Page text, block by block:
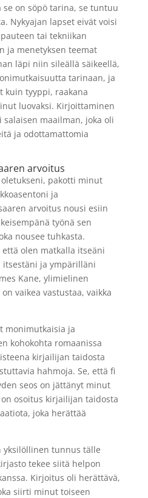
on söpö tarina, se tuntuu
Nykyajan lapset eivät voisi
tai tekniikan
ja menetyksen teemat
läpi niin sileällä säikeellä,
tarinaan, ja
kuin tyyppi, raakana
luovaksi. Kirjoittaminen
salaisen maailman, joka oli
ja odottamattomia
arvoitus
pakotti minut
ja
arvoitus nousi esiin
työnä sen
nousee tuhkasta.
olen matkalla itseäni
ja ympärilläni
Kane, ylimielinen
vaikea vastustaa, vaikka
monimutkaisia ja
kohokohta romaanissa
kirjailijan taidosta
hahmoja. Se, että fi
seos on jättänyt minut
osoitus kirjailijan taidosta
joka herättää
yksilöllinen tunnus tälle
tekee siitä helpon
Kirjoitus oli herättävä,
siirti minut toiseen